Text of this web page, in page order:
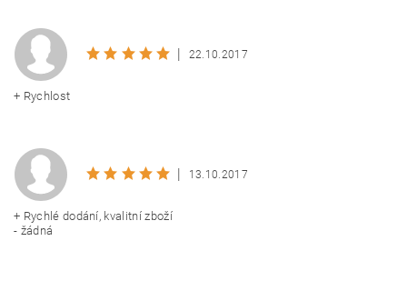
| 22.10.2017
+ Rychlost
| 13.10.2017
+ Rychlé dodání, kvalitní zboží
- žádná